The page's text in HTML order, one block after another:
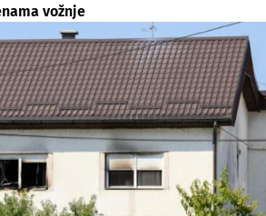
vožnje